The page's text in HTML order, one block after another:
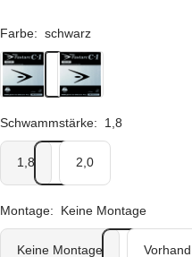
Farbe: schwarz
schwarz
rot
Schwammstärke: 1,8
1,8 2,0
Montage: Keine Montage
Keine Montage Vorhand